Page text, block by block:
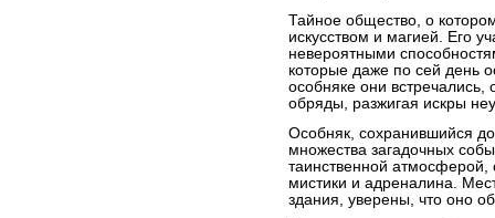
Тайное общество, о
искусством и магией. Его
невероятными
которые даже по сей день
особняке они
обряды, разжигая искры
Особняк, сохранившийся
множества загадочных
таинственной
мистики и адреналина.
здания, уверены, что оно